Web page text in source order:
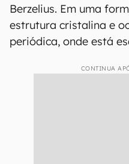
Berzelius. Em uma
estrutura cristalina e
periódica, onde está
CONTINUA